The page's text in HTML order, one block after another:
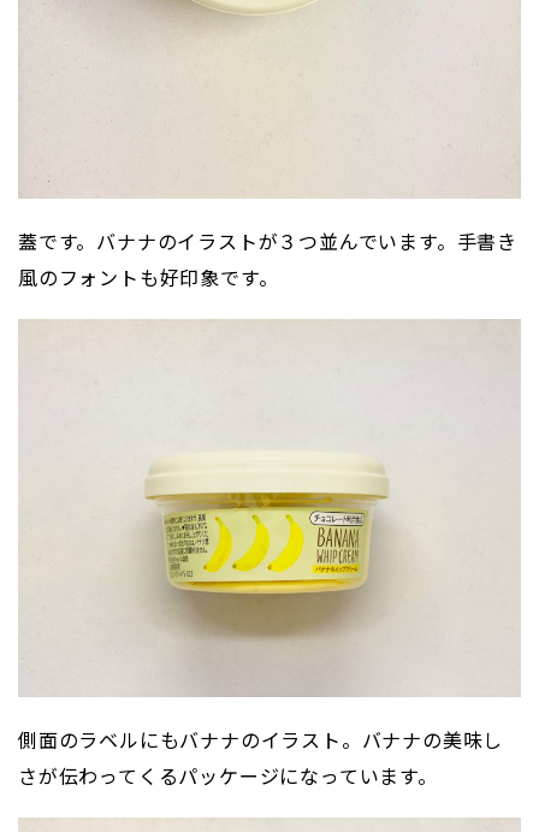
蓋です。バナナのイラストが３つ並んでいます。手書き
風のフォントも好印象です。
側面のラベルにもバナナのイラスト。バナナの美味し
さが伝わってくるパッケージになっています。